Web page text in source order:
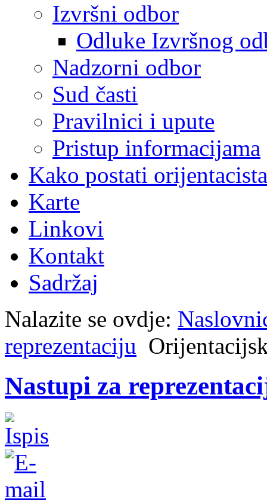
Izvršni odbor
Odluke Izvršnog
Nadzorni odbor
Sud časti
Pravilnici i upute
Pristup informacijama
Kako postati
Karte
Linkovi
Kontakt
Sadržaj
Nalazite se ovdje:
reprezentaciju
Nastupi za